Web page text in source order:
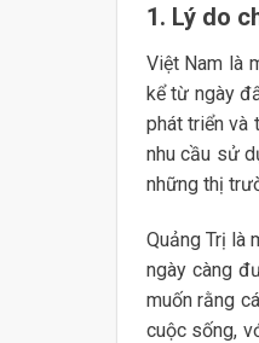
1. Lý do
Việt Nam là
kể từ ngày
phát triển và
nhu cầu sử
những thị
Quảng Trị là
ngày càng
muốn rằng
cuộc sống,